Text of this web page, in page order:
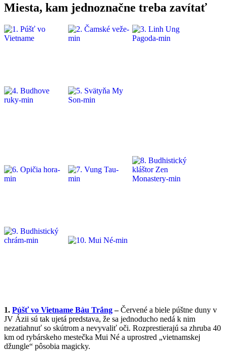
Miesta, kam jednoznačne treba zavítať
1. Púšť vo Vietname Bàu Trắng –Červené a biele púštne duny v
JV Ázii sú tak ujetá predstava, že sa jednoducho nedá k nim
nezatiahnuť so skútrom a nevyvaliť oči. Rozprestierajú sa zhruba 40
km od rybárskeho mestečka Mui Né a uprostred „vietnamskej
džungle“ pôsobia magicky.